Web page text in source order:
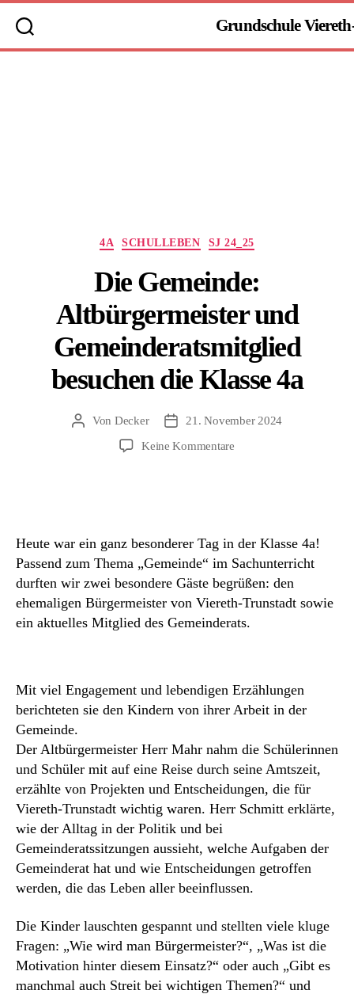
Grundschule
Kategorien
4A SCHULLEBEN SJ 24_25
Die Gemeinde:
Altbürgermeister und
Gemeinderatsmitglied
besuchen die Klasse 4a
Beitragsautor
Von Decker Beitragsdatum
21. November 2024
Keine Kommentarezu
besuchen
die
Klasse
4a
Heute war ein ganz besonderer Tag in der Klasse 4a!
Passend zum Thema „Gemeinde“ im Sachunterricht
durften wir zwei besondere Gäste begrüßen: den
ehemaligen Bürgermeister von Viereth-Trunstadt sowie
ein aktuelles Mitglied des Gemeinderats.
Mit viel Engagement und lebendigen Erzählungen
berichteten sie den Kindern von ihrer Arbeit in der
Gemeinde.
Der Altbürgermeister Herr Mahr nahm die Schülerinnen
und Schüler mit auf eine Reise durch seine Amtszeit,
erzählte von Projekten und Entscheidungen, die für
Viereth-Trunstadt wichtig waren. Herr Schmitt erklärte,
wie der Alltag in der Politik und bei
Gemeinderatssitzungen aussieht, welche Aufgaben der
Gemeinderat hat und wie Entscheidungen getroffen
werden, die das Leben aller beeinflussen.
Die Kinder lauschten gespannt und stellten viele kluge
Fragen: „Wie wird man Bürgermeister?“, „Was ist die
Motivation hinter diesem Einsatz?“ oder auch „Gibt es
manchmal auch Streit bei wichtigen Themen?“ und